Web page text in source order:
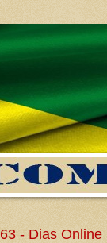
- Dias Online